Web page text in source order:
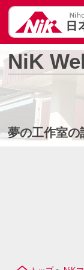
NiK
夢の工作室の